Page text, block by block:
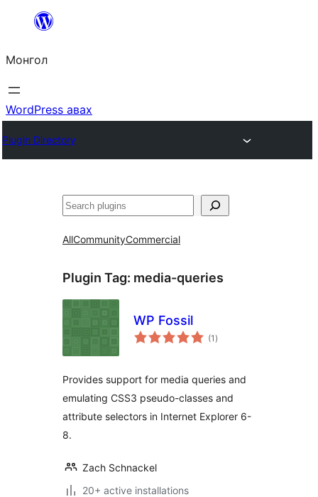
Агуулга
алгасах
Монгол
WordPress авах
Plugin Directory
Хайх
AllCommunityCommercial
Plugin Tag: media-queries
WP Fossil
(1 total
ratings
)
Provides support for media queries and
emulating CSS3 pseudo-classes and
attribute selectors in Internet Explorer 6-
8.
Zach Schnackel
20+ active installations